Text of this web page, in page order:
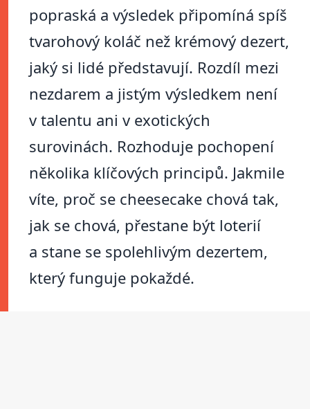
popraská a výsledek připomíná spíš
tvarohový koláč než krémový dezert,
jaký si lidé představují. Rozdíl mezi
nezdarem a jistým výsledkem není
v talentu ani v exotických
surovinách. Rozhoduje pochopení
několika klíčových principů. Jakmile
víte, proč se cheesecake chová tak,
jak se chová, přestane být loterií
a stane se spolehlivým dezertem,
který funguje pokaždé.